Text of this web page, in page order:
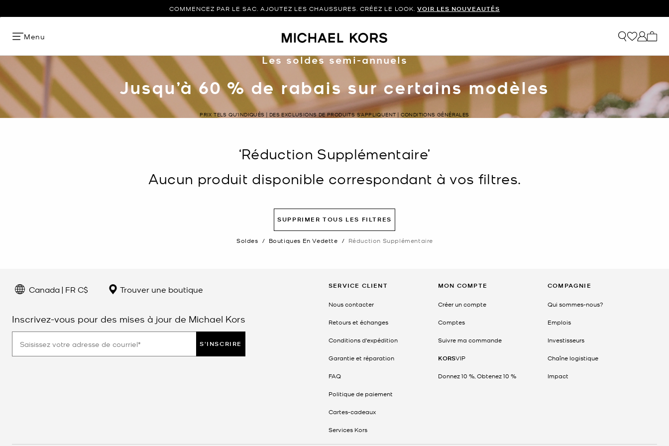
COMMENCEZ PAR LE SAC. AJOUTEZ LES CHAUSSURES. CRÉEZ LE LOOK. VOIR LES NOUVEAUTÉS
Menu
Les soldes semi-annuels
Jusqu’à 60 % de rabais sur certains modèles
PRIX TELS QU’INDIQUÉS | DES EXCLUSIONS DE PRODUITS S’APPLIQUENT | CONDITIONS GÉNÉRALES
‘Réduction Supplémentaire’
Aucun produit disponible correspondant à vos filtres.
SUPPRIMER TOUS LES FILTRES
Soldes / Boutiques En Vedette / Réduction Supplémentaire
Canada | FR C$ Trouver une boutique
Inscrivez-vous pour des mises à jour de Michael Kors
S'INSCRIRE
SERVICE CLIENT
Nous contacter
Retours et échanges
Conditions d'expédition
Garantie et réparation
FAQ
Politique de paiement
Cartes-cadeaux
Services Kors
MON COMPTE
Créer un compte
Comptes
Suivre ma commande
KORSVIP
Donnez 10 %, Obtenez 10 %
COMPAGNIE
Qui sommes-nous?
Emplois
Investisseurs
Chaîne logistique
Impact